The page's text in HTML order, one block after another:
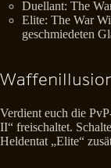
Duellant: The
Elite: The War
geschmiedeten
Verdient euch die
II“ freischaltet.
Heldentat „Elite“